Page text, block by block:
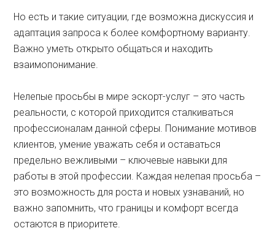
Но есть и такие ситуации, где возможна дискуссия и
адаптация запроса к более комфортному варианту.
Важно уметь открыто общаться и находить
взаимопонимание.
Нелепые просьбы в мире эскорт-услуг – это часть
реальности, с которой приходится сталкиваться
профессионалам данной сферы. Понимание мотивов
клиентов, умение уважать себя и оставаться
предельно вежливыми – ключевые навыки для
работы в этой профессии. Каждая нелепая просьба –
это возможность для роста и новых узнаваний, но
важно запомнить, что границы и комфорт всегда
остаются в приоритете.